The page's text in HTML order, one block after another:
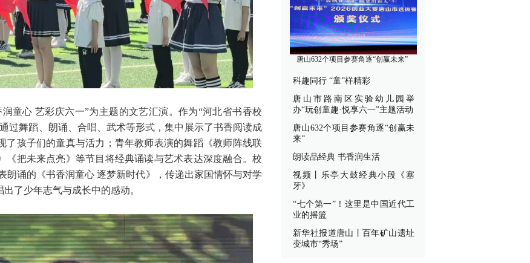
童心 艺彩庆六一”为主题的文艺汇演。作为“河北省书香校
过舞蹈、朗诵、合唱、武术等形式，集中展示了书香阅读成
了孩子们的童真与活力；青年教师表演的舞蹈《教师阵线联
《把未来点亮》等节目将经典诵读与艺术表达深度融合。校
朗诵的《书香润童心 逐梦新时代》，传递出家国情怀与对学
了少年志气与成长中的感动。
唐山632个项目参赛角逐“创赢未来”
科趣同行 “童”样精彩
唐山市路南区实验幼儿园举
办“玩创童趣·悦享六一”主题活动
唐山632个项目参赛角逐“创赢未
来”
朗读品经典 书香润生活
视频丨乐亭大鼓经典小段《塞
牙》
“七个第一”！这里是中国近代工
业的摇篮
新华社报道唐山丨百年矿山遗址
变城市“秀场”